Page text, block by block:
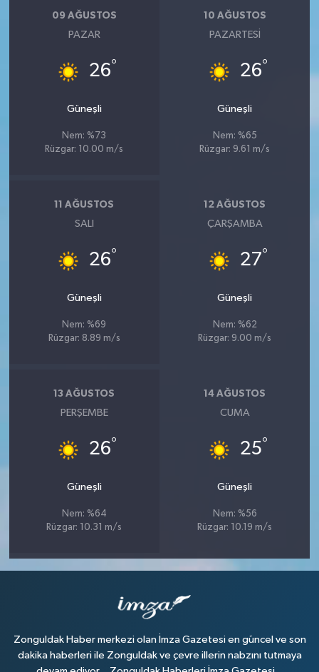
09 AĞUSTOS
PAZAR
26°
Güneşli
Nem: %73
Rüzgar: 10.00 m/s
10 AĞUSTOS
PAZARTESI
26°
Güneşli
Nem: %65
Rüzgar: 9.61 m/s
11 AĞUSTOS
SALI
26°
Güneşli
Nem: %69
Rüzgar: 8.89 m/s
12 AĞUSTOS
ÇARŞAMBA
27°
Güneşli
Nem: %62
Rüzgar: 9.00 m/s
13 AĞUSTOS
PERŞEMBE
26°
Güneşli
Nem: %64
Rüzgar: 10.31 m/s
14 AĞUSTOS
CUMA
25°
Güneşli
Nem: %56
Rüzgar: 10.19 m/s
Zonguldak Haber merkezi olan İmza Gazetesi en güncel ve son
dakika haberleri ile Zonguldak ve çevre illerin nabzını tutmaya